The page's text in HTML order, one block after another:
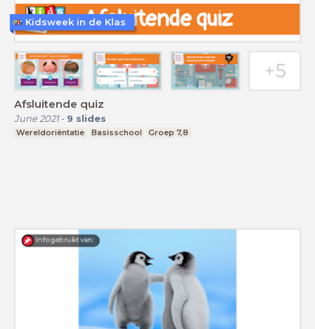
Afsluitende quiz
June 2021- 9 slides
Wereldoriëntatie Basisschool Groep 7,8
Kidsweek in de Klas